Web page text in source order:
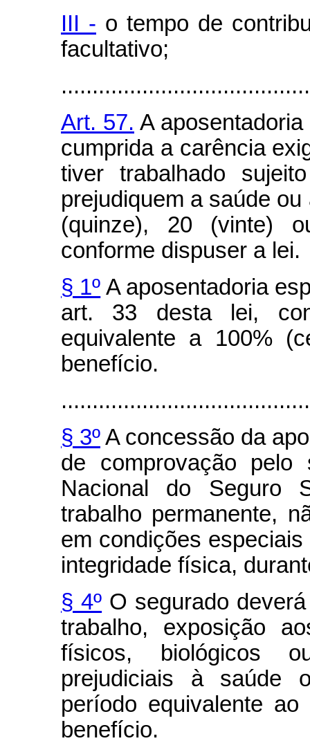
III - o tempo de
facultativo;
Art. 57. A
cumprida a carência
tiver trabalhado
prejudiquem a saúde
(quinze), 20 (vinte)
conforme dispuser a lei.
§ 1º A aposentadoria
art. 33 desta lei,
equivalente a 100%
benefício.
§ 3ºA concessão da
de comprovação pelo
Nacional do Seguro
trabalho permanente,
em condições
integridade física,
§ 4º O segurado
trabalho, exposição
físicos, biológicos
prejudiciais à saúde
período equivalente
benefício.